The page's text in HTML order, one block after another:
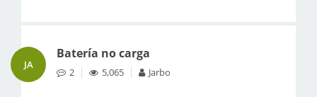
JA
Batería no carga
2 5,065 Jarbo